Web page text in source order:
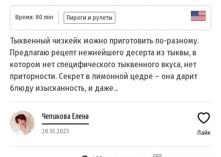
Время: 80 min Пироги и рулеты
Тыквенный чизкейк можно приготовить по-разному.
Предлагаю рецепт нежнейшего десерта из тыквы, в
котором нет специфического тыквенного вкуса, нет
приторности. Секрет в лимонной цедре – она дарит
блюду изысканность, и даже...
Чепикова Елена
28.10.2023 Лайк